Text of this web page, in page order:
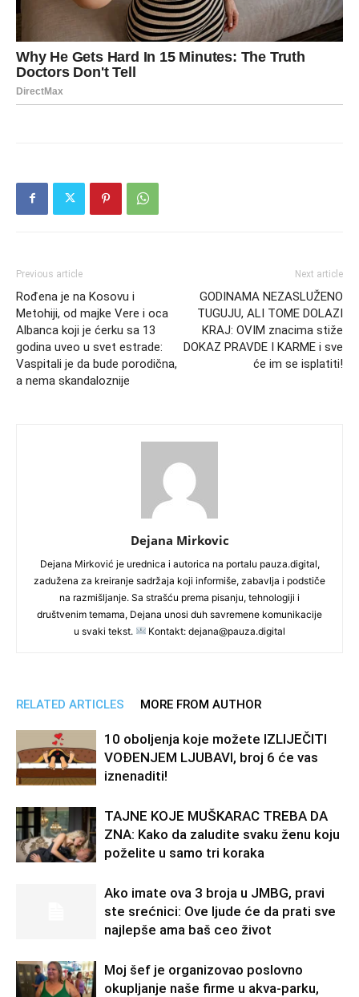
Previous article
Rođena je na Kosovu i
Metohiji, od majke Vere i oca
Albanca koji je ćerku sa 13
godina uveo u svet estrade:
Vaspitali je da bude porodična,
a nema skandaloznije
Next article
GODINAMA NEZASLUŽENO
TUGUJU, ALI TOME DOLAZI
KRAJ: OVIM znacima stiže
DOKAZ PRAVDE I KARME i sve
će im se isplatiti!
Dejana Mirkovic
Dejana Mirković je urednica i autorica na portalu pauza.digital,
zadužena za kreiranje sadržaja koji informiše, zabavlja i podstiče
na razmišljanje. Sa strašću prema pisanju, tehnologiji i
društvenim temama, Dejana unosi duh savremene komunikacije
u svaki tekst.
Kontakt: dejana@pauza.digital
RELATED ARTICLES MORE FROM AUTHOR
10 oboljenja koje možete IZLIJEČITI
VOĐENJEM LJUBAVI, broj 6 će vas
iznenaditi!
TAJNE KOJE MUŠKARAC TREBA DA
ZNA: Kako da zaludite svaku ženu koju
poželite u samo tri koraka
Ako imate ova 3 broja u JMBG, pravi
ste srećnici: Ove ljude će da prati sve
najlepše ama baš ceo život
Moj šef je organizovao poslovno
okupljanje naše firme u akva-parku,